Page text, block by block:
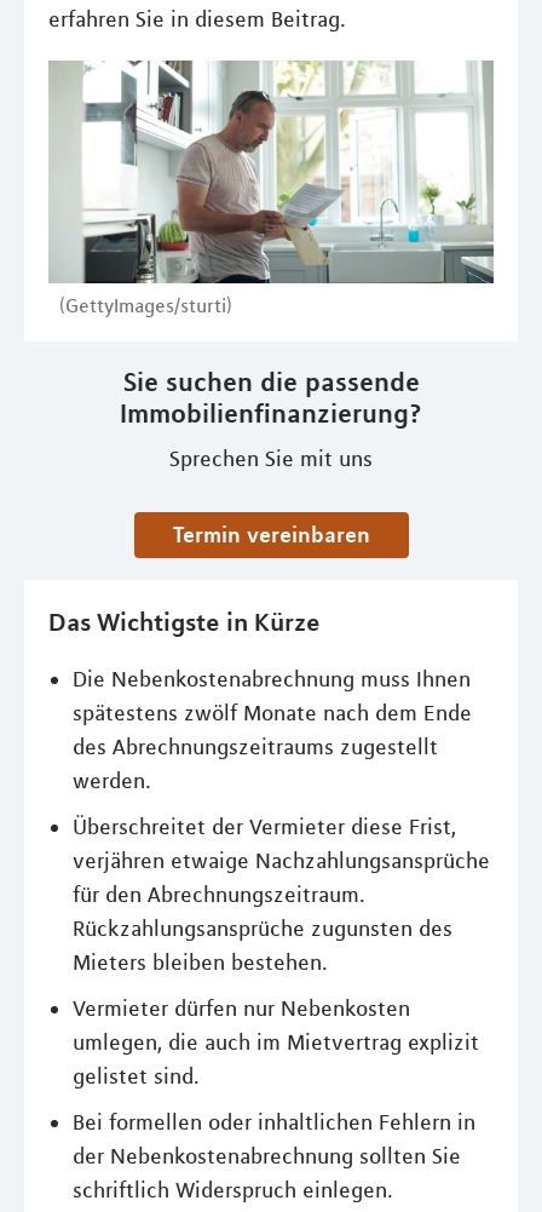
erfahren Sie in diesem Beitrag.
(GettyImages/sturti)
Sie suchen die passende
Immobilienfinanzierung?
Sprechen Sie mit uns
Termin vereinbaren
Das Wichtigste in Kürze
Die Nebenkostenabrechnung muss Ihnen
spätestens zwölf Monate nach dem Ende
des Abrechnungszeitraums zugestellt
werden.
Überschreitet der Vermieter diese Frist,
verjähren etwaige Nachzahlungsansprüche
für den Abrechnungszeitraum.
Rückzahlungsansprüche zugunsten des
Mieters bleiben bestehen.
Vermieter dürfen nur Nebenkosten
umlegen, die auch im Mietvertrag explizit
gelistet sind.
Bei formellen oder inhaltlichen Fehlern in
der Nebenkostenabrechnung sollten Sie
schriftlich Widerspruch einlegen.